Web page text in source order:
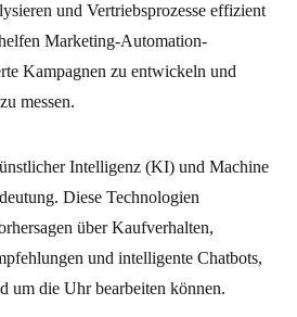
und Vertriebsprozesse effizient
Marketing-Automation-
Kampagnen zu entwickeln und
messen.
Intelligenz (KI) und Machine
Diese Technologien
über Kaufverhalten,
und intelligente Chatbots,
um die Uhr bearbeiten können.